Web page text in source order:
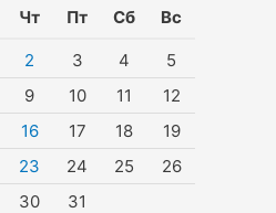
Чт Пт Сб Вс
2 3 4
5
9 10 11
12
16 17 18
19
23 24 25
26
30 31